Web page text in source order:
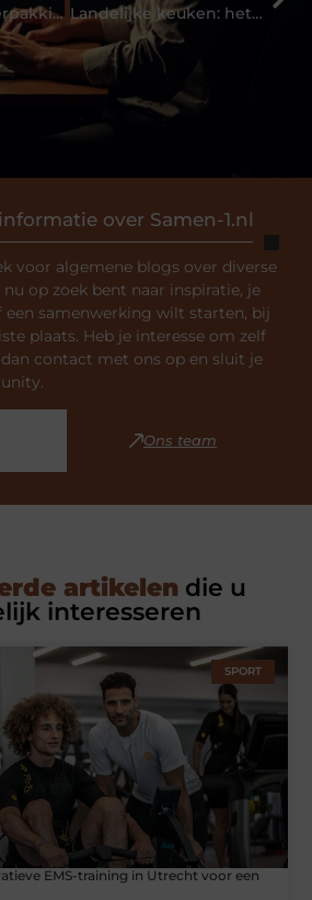
over Samen-1.nl
voor algemene blogs over diverse
op zoek bent naar inspiratie, je
een samenwerking wilt starten, bij
plaats. Heb je interesse om zelf
contact met ons op en sluit je
Ons team
Wat is flexibel verpakkingsmateriaal? Landelijke keuken: het beste van het platteland bij jou in huis
artikelen die u
interesseren
SPORT
EMS-training in Utrecht voor een